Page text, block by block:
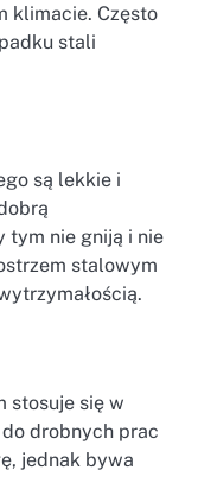
klimacie. Często
stali
są lekkie i
tym nie gniją i nie
stalowym
stosuje się w
drobnych prac
jednak bywa